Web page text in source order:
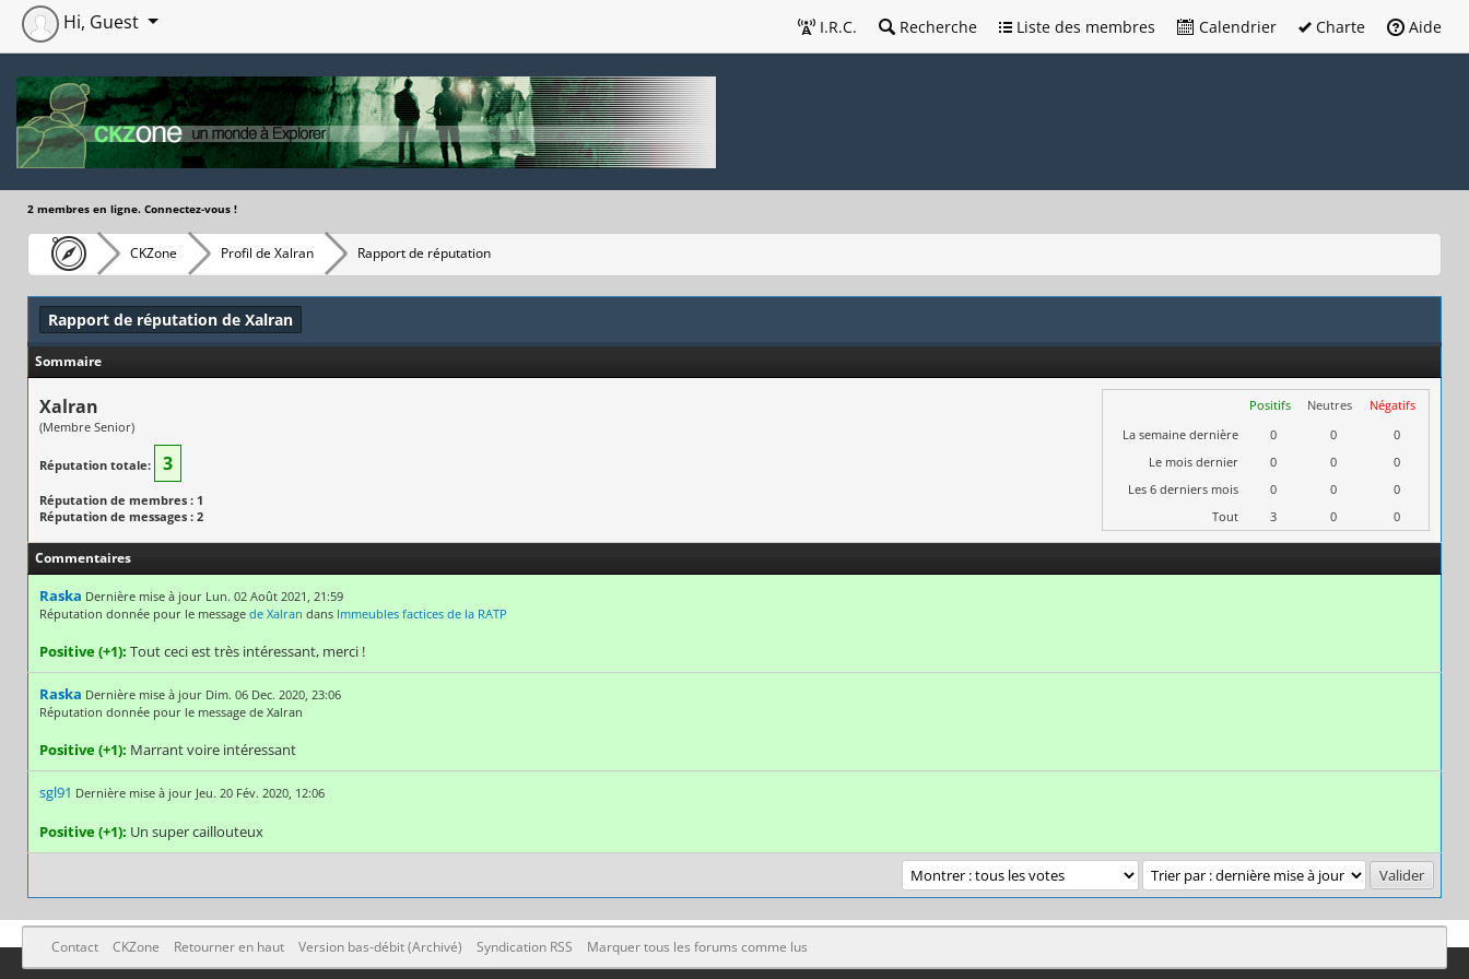
I.R.C. Recherche Liste des membres Calendrier Charte Aide
Hi, Guest
2 membres en ligne. Connectez-vous !
CKZone Profil de Xalran Rapport de réputation
Rapport de réputation de Xalran
Sommaire
Xalran
(Membre Senior)
Réputation totale: 3
Réputation de membres : 1
Réputation de messages : 2
Positifs Neutres
Négatifs
La semaine dernière
0 0
0
Le mois dernier
0 0
0
Les 6 derniers mois
0 0
0
Tout
3 0 0
Commentaires
Raska Dernière mise à jour Lun. 02 Août 2021, 21:59
Réputation donnée pour le message de Xalran dans Immeubles factices de la RATP
Positive (+1): Tout ceci est très intéressant, merci !
Raska Dernière mise à jour Dim. 06 Dec. 2020, 23:06
Réputation donnée pour le message de Xalran
Positive (+1): Marrant voire intéressant
sgl91 Dernière mise à jour Jeu. 20 Fév. 2020, 12:06
Positive (+1): Un super caillouteux
Contact CKZone Retourner en haut Version bas-débit (Archivé) Syndication RSS Marquer tous les forums comme lus